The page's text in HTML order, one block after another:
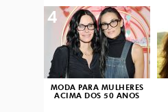
MODA PARA MULHERES
ACIMA DOS 50 ANOS
4